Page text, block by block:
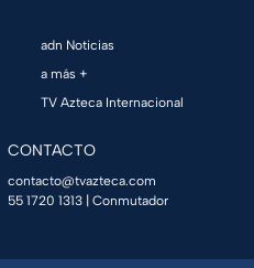
adn Noticias
a más +
TV Azteca Internacional
CONTACTO
contacto@tvazteca.com
55 1720 1313 | Conmutador